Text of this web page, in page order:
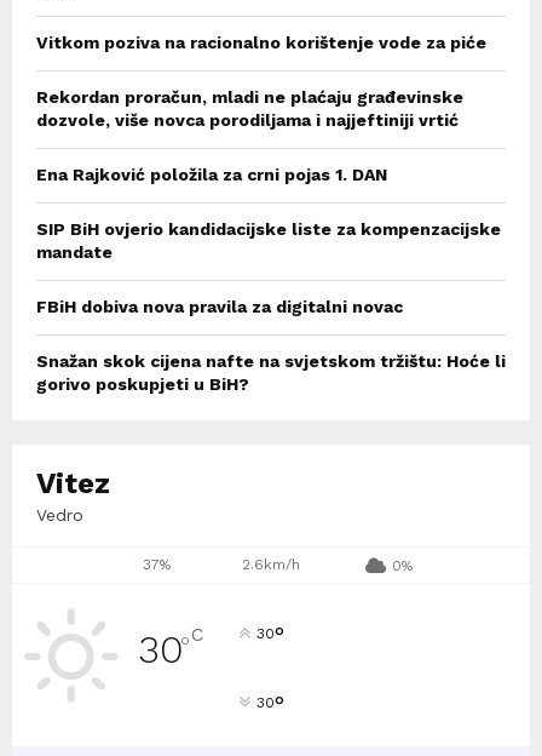
Vitkom poziva na racionalno korištenje vode za piće
Rekordan proračun, mladi ne plaćaju građevinske
dozvole, više novca porodiljama i najjeftiniji vrtić
Ena Rajković položila za crni pojas 1. DAN
SIP BiH ovjerio kandidacijske liste za kompenzacijske
mandate
FBiH dobiva nova pravila za digitalni novac
Snažan skok cijena nafte na svjetskom tržištu: Hoće li
gorivo poskupjeti u BiH?
Vitez
Vedro
37% 2.6km/h 0%
30°C 30°
30°